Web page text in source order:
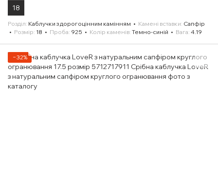
18
Розділ Каблучки з дорогоцінним камінням Камені вставки Сапфір
Розмір 18 Проба 925 Колір каменів Темно-синій Вага 4.19
−32%